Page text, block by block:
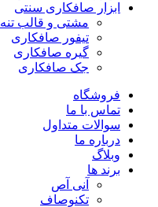
ابزار صافکاری سنتی
مشتی و قالب تنه
تیفور صافکاری
گیره صافکاری
جک صافکاری
فروشگاه
تماس با ما
سوالات متداول
درباره ما
وبلاگ
برند ها
آنی آص
تکنوصاف